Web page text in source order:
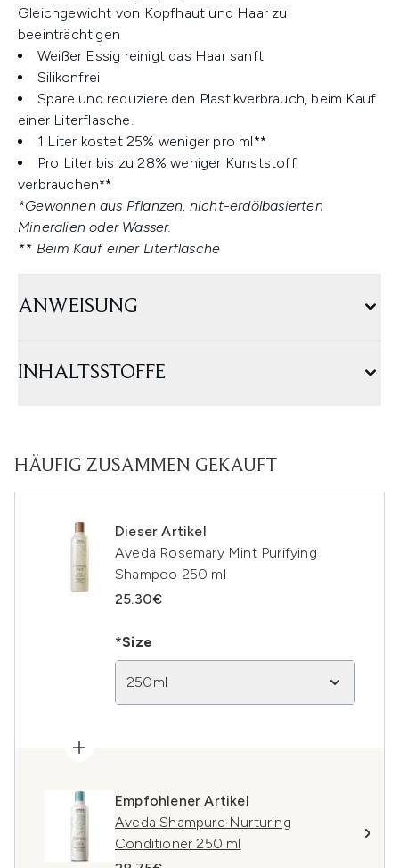
Gleichgewicht von Kopfhaut und Haar zu
beeinträchtigen
Weißer Essig reinigt das Haar sanft
Silikonfrei
Spare und reduziere den Plastikverbrauch, beim Kauf
einer Literflasche.
1 Liter kostet 25% weniger pro ml**
Pro Liter bis zu 28% weniger Kunststoff
verbrauchen**
*Gewonnen aus Pflanzen, nicht-erdölbasierten
Mineralien oder Wasser.
** Beim Kauf einer Literflasche
ANWEISUNG
INHALTSSTOFFE
HÄUFIG ZUSAMMEN GEKAUFT
Dieser Artikel
Aveda Rosemary Mint Purifying
Shampoo 250 ml
25.30€
*Size
250ml
Empfohlener Artikel
Aveda Shampure Nurturing
Conditioner 250 ml